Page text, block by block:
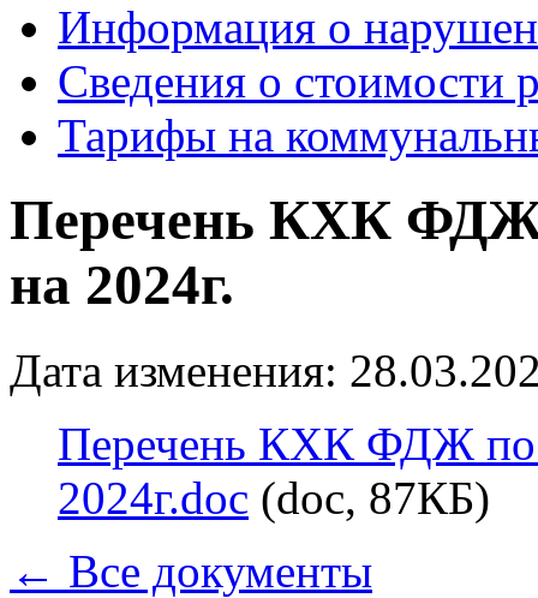
Информация о
Сведения о стоимости
Тарифы на
Перечень КХК ФДЖ
на 2024г.
Дата изменения:
Перечень КХК ФДЖ по
2024г.doc (doc, 87КБ)
← Все документы